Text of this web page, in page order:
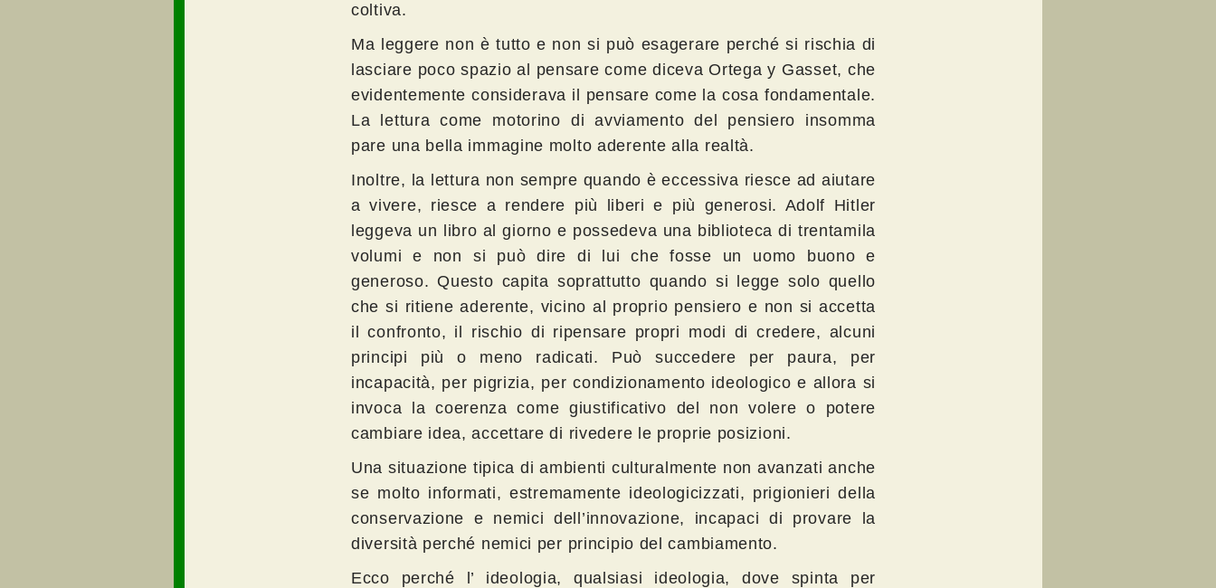
coltiva.
Ma leggere non è tutto e non si può esagerare perché si rischia di
lasciare poco spazio al pensare come diceva Ortega y Gasset, che
evidentemente considerava il pensare come la cosa fondamentale.
La lettura come motorino di avviamento del pensiero insomma
pare una bella immagine molto aderente alla realtà.
Inoltre, la lettura non sempre quando è eccessiva riesce ad aiutare
a vivere, riesce a rendere più liberi e più generosi. Adolf Hitler
leggeva un libro al giorno e possedeva una biblioteca di trentamila
volumi e non si può dire di lui che fosse un uomo buono e
generoso. Questo capita soprattutto quando si legge solo quello
che si ritiene aderente, vicino al proprio pensiero e non si accetta
il confronto, il rischio di ripensare propri modi di credere, alcuni
principi più o meno radicati. Può succedere per paura, per
incapacità, per pigrizia, per condizionamento ideologico e allora si
invoca la coerenza come giustificativo del non volere o potere
cambiare idea, accettare di rivedere le proprie posizioni.
Una situazione tipica di ambienti culturalmente non avanzati anche
se molto informati, estremamente ideologicizzati, prigionieri della
conservazione e nemici dell’innovazione, incapaci di provare la
diversità perché nemici per principio del cambiamento.
Ecco perché l’ ideologia, qualsiasi ideologia, dove spinta per